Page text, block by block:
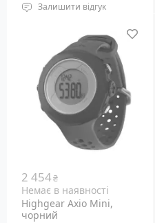
Залишити відгук
розмір зап'ястя: 14.5-19.5
GPS приймач: Ні
Вага: 36 грам
2 454₴
Немає в наявності
Highgear Axio Mini,
чорний